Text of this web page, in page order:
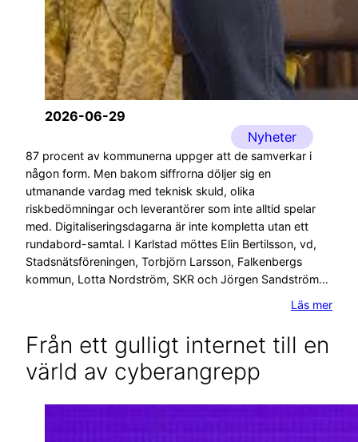
2026-06-29
Nyheter
87 procent av kommunerna uppger att de samverkar i
någon form. Men bakom siffrorna döljer sig en
utmanande vardag med teknisk skuld, olika
riskbedömningar och leverantörer som inte alltid spelar
med. Digitaliseringsdagarna är inte kompletta utan ett
rundabord-samtal. I Karlstad möttes Elin Bertilsson, vd,
Stadsnätsföreningen, Torbjörn Larsson, Falkenbergs
kommun, Lotta Nordström, SKR och Jörgen Sandström…
Läs mer
Från ett gulligt internet till en
värld av cyberangrepp